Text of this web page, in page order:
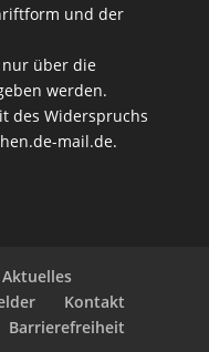
und der
nur über die
werden.
des Widerspruchs
mail.de.
Aktuelles
Kontakt
Barrierefreiheit